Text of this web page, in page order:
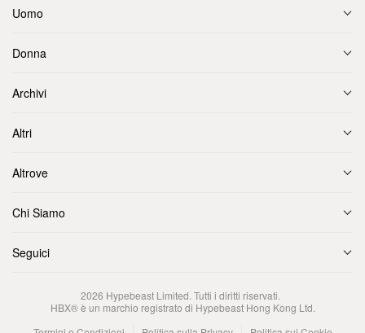
Uomo
Donna
Archivi
Altri
Altrove
Chi Siamo
Seguici
2026 Hypebeast Limited. Tutti i diritti riservati.
HBX® è un marchio registrato di Hypebeast Hong Kong Ltd.